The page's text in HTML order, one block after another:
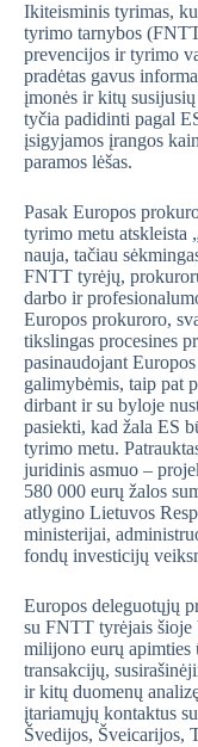
Ikiteisminis tyrimas,
tyrimo tarnybos
prevencijos ir tyrimo
pradėtas gavus
įmonės ir kitų
tyčia padidinti pagal
įsigyjamos įrangos
paramos lėšas.
Pasak Europos
tyrimo metu atskleista
nauja, tačiau
FNTT tyrėjų,
darbo ir
Europos prokuroro,
tikslingas procesines
pasinaudojant
galimybėmis, taip pat
dirbant ir su byloje
pasiekti, kad žala ES
tyrimo metu.
juridinis asmuo –
580 000 eurų žalos
atlygino Lietuvos
ministerijai,
fondų investicijų
Europos deleguotųjų
su FNTT tyrėjais šioje
milijono eurų
transakcijų,
ir kitų duomenų
įtariamųjų kontaktus
Švedijos, Šveicarijos,